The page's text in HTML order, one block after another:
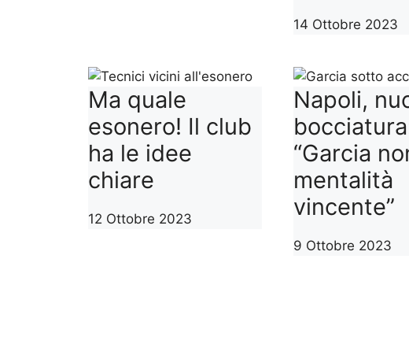
14 Ottobre 2023
Ma quale
esonero! Il club
ha le idee
chiare
12 Ottobre 2023
Napoli,
“Garcia
mentalità
vincente”
9 Ottobre 2023